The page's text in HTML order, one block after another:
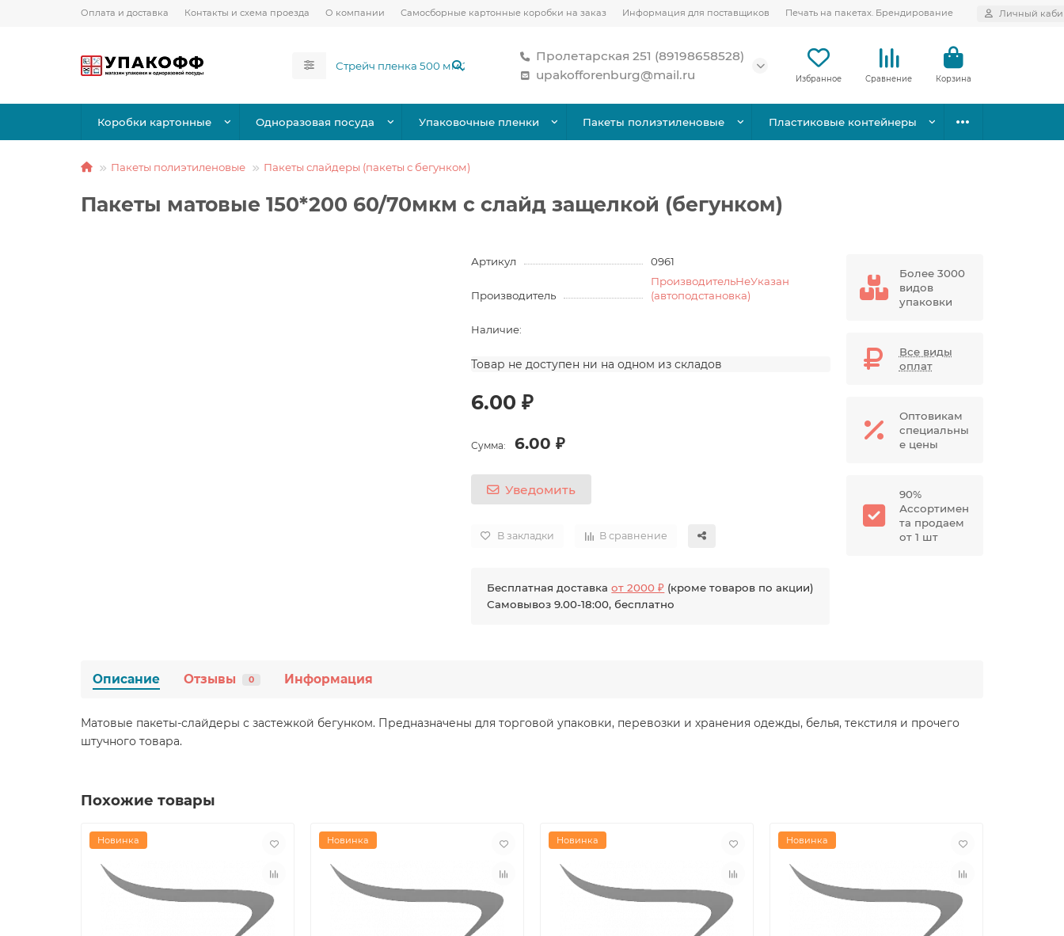
Оплата и доставка Контакты и схема проезда О компании Самосборные картонные коробки на заказ Информация для поставщиков Печать на пакетах. Брендирование Личный
Пролетарская 251 (89198658528)
upakofforenburg@mail.ru
Избранное Сравнение Корзина
Коробки картонные Одноразовая посуда Упаковочные пленки Пакеты полиэтиленовые Пластиковые контейнеры
Пакеты полиэтиленовые Пакеты слайдеры (пакеты с бегунком)
Пакеты матовые 150*200 60/70мкм с слайд защелкой (бегунком)
Артикул 0961
Производитель
ПроизводительНеУказан
(автоподстановка)
Наличие:
Товар не доступен ни на одном из складов
6.00 ₽
Сумма: 6.00 ₽
Уведомить
В закладки В сравнение
Бесплатная доставкаот 2000 ₽ (кроме товаров по акции)
Самовывоз 9.00-18:00, бесплатно
Более 3000
видов
упаковки
Все виды
оплат
Оптовикам
специальны
е цены
90%
Ассортимен
та продаем
от 1 шт
Описание Отзывы 0 Информация
Матовые пакеты-слайдеры с застежкой бегунком. Предназначены для торговой упаковки, перевозки и хранения одежды, белья, текстиля и прочего
штучного товара.
Похожие товары
Новинка Новинка Новинка Новинка